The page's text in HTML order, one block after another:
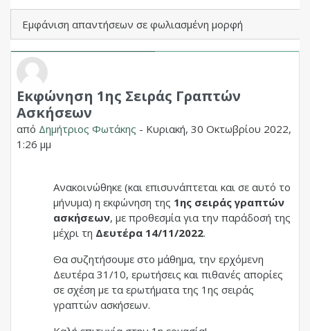
Λειτουργία εμφάνισης
Εκφώνηση 1ης Σειράς Γραπτών
Ασκήσεων
από Δημήτριος Φωτάκης - Κυριακή, 30 Οκτωβρίου 2022,
1:26 μμ
Αριθμός απαντήσεων: 0
Ανακοινώθηκε (και επισυνάπτεται και σε αυτό το
μήνυμα) η εκφώνηση της 1ης σειράς γραπτών
ασκήσεων, με προθεσμία για την παράδοσή της
μέχρι τη Δευτέρα 14/11/2022.
Θα συζητήσουμε στο μάθημα, την ερχόμενη
Δευτέρα 31/10, ερωτήσεις και πιθανές απορίες
σε σχέση με τα ερωτήματα της 1ης σειράς
γραπτών ασκήσεων.